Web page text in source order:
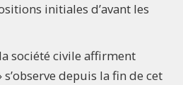
initiales d’avant les
société civile affirment
depuis la fin de cet